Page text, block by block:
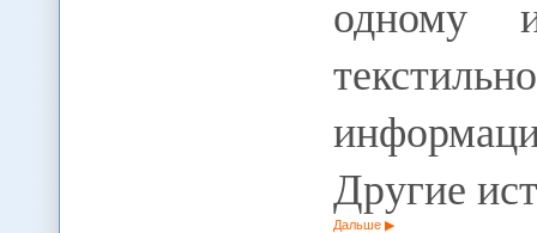
одному
Другие
Дальше